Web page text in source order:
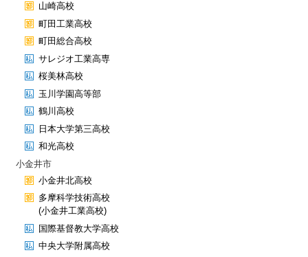
山崎高校
町田工業高校
町田総合高校
サレジオ工業高専
桜美林高校
玉川学園高等部
鶴川高校
日本大学第三高校
和光高校
小金井市
小金井北高校
多摩科学技術高校
(小金井工業高校)
国際基督教大学高校
中央大学附属高校